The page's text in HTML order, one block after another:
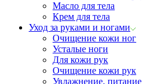
Масло для тела
Крем для тела
Уход за руками и ногами
Очищение кожи ног
Усталые ноги
Для кожи рук
Очищение кожи рук
Увлажнение,